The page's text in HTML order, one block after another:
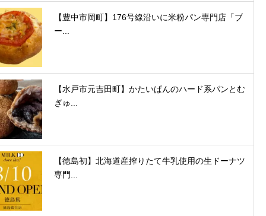
【豊中市岡町】176号線沿いに米粉パン専門店「ブ
ー...
【水戸市元吉田町】かたいぱんのハード系パンとむ
ぎゅ...
【徳島初】北海道産搾りたて牛乳使用の生ドーナツ
専門...